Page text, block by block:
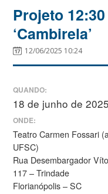
Projeto
‘Cambirela’
12/06/2025 10:24
QUANDO:
18 de junho de
ONDE:
Teatro Carmen Fossari
UFSC)
Rua Desembargador
117 – Trindade
Florianópolis – SC